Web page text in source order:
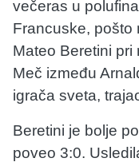
večeras u
Francuske, pošto
Mateo Beretini pri
Meč između
igrača sveta,
Beretini je bolje
poveo 3:0.